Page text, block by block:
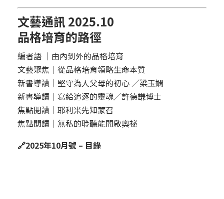
文藝通訊 2025.10
品格培育的路徑
編者語 ｜由內到外的品格培育
文藝聚焦｜從品格培育領略生命本質
新書導讀｜堅守為人父母的初心 ／梁玉嫻
新書導讀｜寫給追逐的靈魂／許德謙博士
焦點閱讀｜耶利米先知蒙召
焦點閱讀｜無私的聆聽能開啟奧祕
🔗2025年10月號 – 目錄